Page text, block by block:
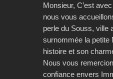
Monsieur, C’est
nous vous
perle du Souss, ville
surnommée la petite
histoire et son
Nous vous
confiance envers